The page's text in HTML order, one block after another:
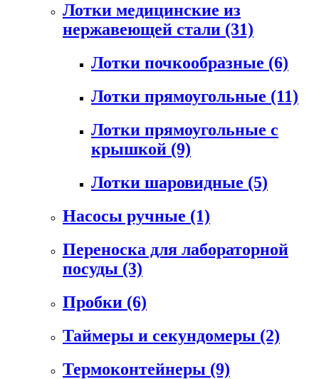
Лотки медицинские из
нержавеющей стали (31)
Лотки почкообразные (6)
Лотки прямоугольные (11)
Лотки прямоугольные с
крышкой (9)
Лотки шаровидные (5)
Насосы ручные (1)
Переноска для лабораторной
посуды (3)
Пробки (6)
Таймеры и секундомеры (2)
Термоконтейнеры (9)